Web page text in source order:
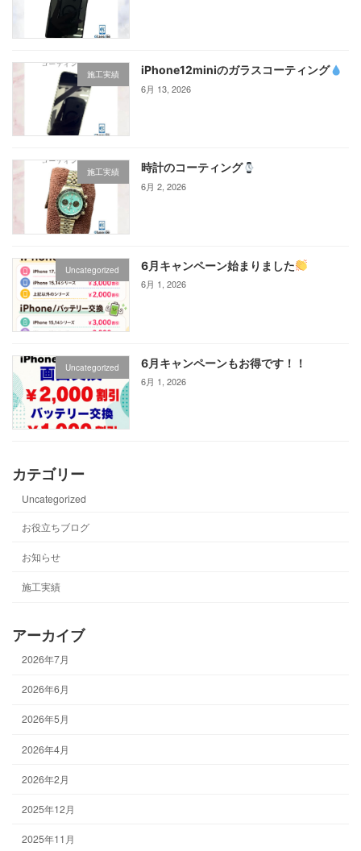
施工実績 iPhone12miniのガラスコーティング‪
6月 13, 2026
施工実績 時計のコーティング
6月 2, 2026
Uncategorized 6月キャンペーン始まりました
6月 1, 2026
Uncategorized 6月キャンペーンもお得です！！
6月 1, 2026
カテゴリー
Uncategorized
お役立ちブログ
お知らせ
施工実績
アーカイブ
2026年7月
2026年6月
2026年5月
2026年4月
2026年2月
2025年12月
2025年11月